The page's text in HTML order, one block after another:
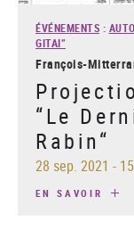
ÉVÉNEMENTS :
GITAI”
François-
“Le
Rabin“
28 sep. 2021 -
EN SAVOIR